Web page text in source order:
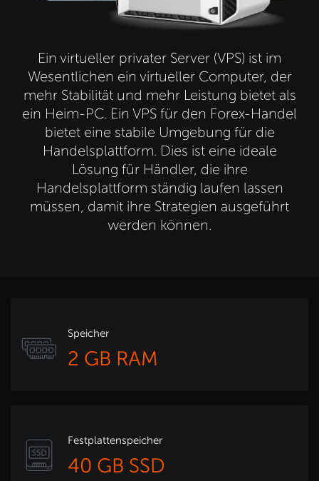
Ein virtueller privater Server (VPS) ist im
Wesentlichen ein virtueller Computer, der
mehr Stabilität und mehr Leistung bietet als
ein Heim-PC. Ein VPS für den Forex-Handel
bietet eine stabile Umgebung für die
Handelsplattform. Dies ist eine ideale
Lösung für Händler, die ihre
Handelsplattform ständig laufen lassen
müssen, damit ihre Strategien ausgeführt
werden können.
Speicher
2 GB RAM
Festplattenspeicher
40 GB SSD